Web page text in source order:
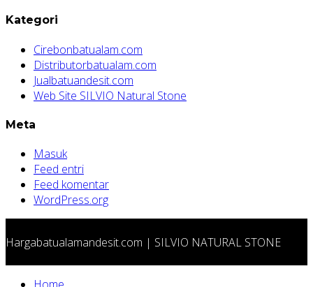
Kategori
Cirebonbatualam.com
Distributorbatualam.com
Jualbatuandesit.com
Web Site SILVIO Natural Stone
Meta
Masuk
Feed entri
Feed komentar
WordPress.org
Hargabatualamandesit.com | SILVIO NATURAL STONE